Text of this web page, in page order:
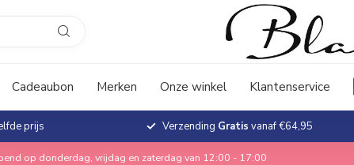
Cadeaubon Merken Onze winkel Klantenservice
prijs Verzending Gratis vanaf €64,95
op donderdag, vrijdag en zaterdag van 12:00 - 17:00